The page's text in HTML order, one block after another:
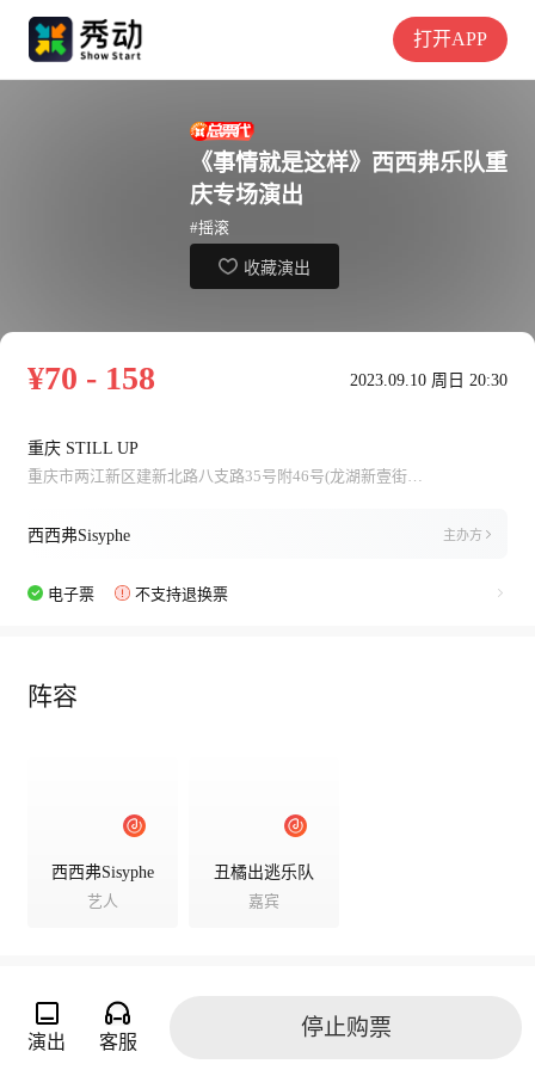
打开APP
《事情就是这样》西西弗乐队重
庆专场演出
#摇滚
收藏演出
¥70 - 158 2023.09.10 周日 20:30
重庆 STILL UP
重庆市两江新区建新北路八支路35号附46号(龙湖新壹街C馆1F)
西西弗Sisyphe 主办方
电子票 不支持退换票
阵容
西西弗Sisyphe
艺人
丑橘出逃乐队
嘉宾
演出相册
演出 客服
停止购票